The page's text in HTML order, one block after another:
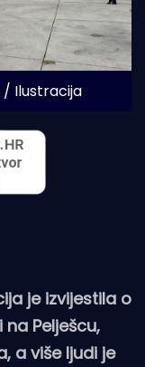
/ Ilustracija
je izvijestila o
Pelješcu,
a više ljudi je